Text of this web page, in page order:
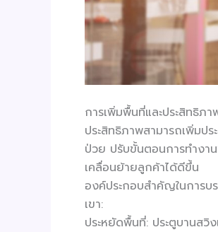
การเพิ่มพื้นที่และประสิทธิ
ประสิทธิภาพสามารถเพิ่มป
ป่วย ปรับขั้นตอนการทำงา
เคลื่อนย้ายลูกค้าได้ดีขึ้น
องค์ประกอบสำคัญในการบ
เขา:
ประหยัดพื้นที่: ประตูบานสวิ